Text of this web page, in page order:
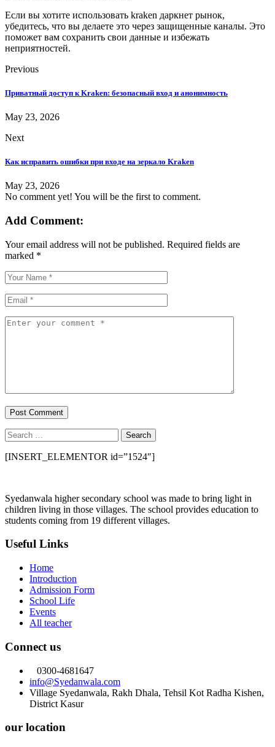
Если вы хотите использовать kraken даркнет рынок,
убедитесь, что вы делаете это через защищенные каналы. Это
поможет вам сохранить свои данные и избежать
неприятностей.
Previous
Приватный доступ к Kraken: безопасный вход и анонимность
May 23, 2026
Next
Как исправить ошибки при входе на зеркало Kraken
May 23, 2026
No comment yet! You will be the first to comment.
Add Comment:
Your email address will not be published. Required fields are
marked *
Search
for:
[INSERT_ELEMENTOR id=”1524″]
Syedanwala higher secondary school was made to bring light in
children living in those villages. The school provides education to
students coming from 19 different villages.
Useful Links
Home
Introduction
Admission Form
School Life
Events
All teacher
Connect us
0300-4681647
info@Syedanwala.com
Village Syedanwala, Rakh Dhala, Tehsil Kot Radha Kishen,
District Kasur
our location